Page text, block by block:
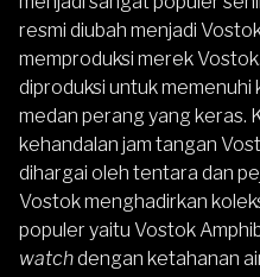
resmi diubah menjadi
memproduksi merek
diproduksi untuk memenuhi
medan perang yang keras.
kehandalan jam tangan
dihargai oleh tentara dan
Vostok menghadirkan
populer yaitu Vostok
watchdengan ketahanan